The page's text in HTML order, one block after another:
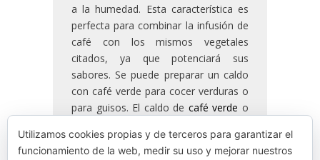
a la humedad. Esta característica es
perfecta para combinar la infusión de
café con los mismos vegetales
citados, ya que potenciará sus
sabores. Se puede preparar un caldo
con café verde para cocer verduras o
para guisos. El caldo de café verde o
unas alcachofas cocidas. Los aromas,
sabores y la carnosidad de este plato
Utilizamos cookies propias y de terceros para garantizar el
funcionamiento de la web, medir su uso y mejorar nuestros